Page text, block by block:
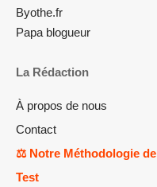
Byothe.fr
Papa blogueur
La Rédaction
À propos de nous
Contact
⚖️ Notre Méthodologie de
Test